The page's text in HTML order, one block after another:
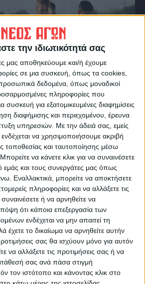
την ιδιωτικότητά σας
μας αποθηκεύουμε και/ή έχουμε
σε μια συσκευή, όπως τα cookies,
δεδομένα, όπως μοναδικοί
πληροφορίες που
συσκευή για εξατομικευμένες διαφημίσεις
διαφήμισης και περιεχομένου, έρευνα
υπηρεσιών. Με την άδειά σας, εμείς
να χρησιμοποιήσουμε ακριβή
τοποθεσίας και ταυτοποίησης μέσω
να κάνετε κλικ για να συναινέσετε
εμάς και τους συνεργάτες μας όπως
Εναλλακτικά, μπορείτε να αποκτήσετε
πληροφορίες και να αλλάξετε τις
ή να αρνηθείτε να
ότι κάποια επεξεργασία των
ενδέχεται να μην απαιτεί τη
έχετε το δικαίωμα να αρνηθείτε αυτήν
σας θα ισχύουν μόνο για αυτόν
να αλλάξετε τις προτιμήσεις σας ή να
σας ανά πάσα στιγμή
τον ιστότοπο και κάνοντας κλικ στο
Δόξας Μασχολουρίου